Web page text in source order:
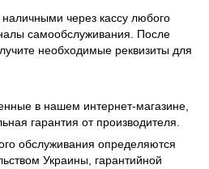
через кассу любого
самообслуживания. После
необходимые реквизиты для
в нашем интернет-магазине,
гарантия от производителя.
обслуживания определяются
Украины, гарантийной